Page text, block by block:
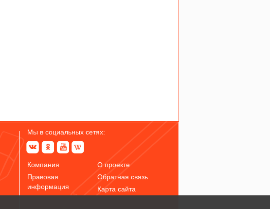
Мы в социальных сетях:
Компания
Правовая
информация
О проекте
Обратная связь
Карта сайта